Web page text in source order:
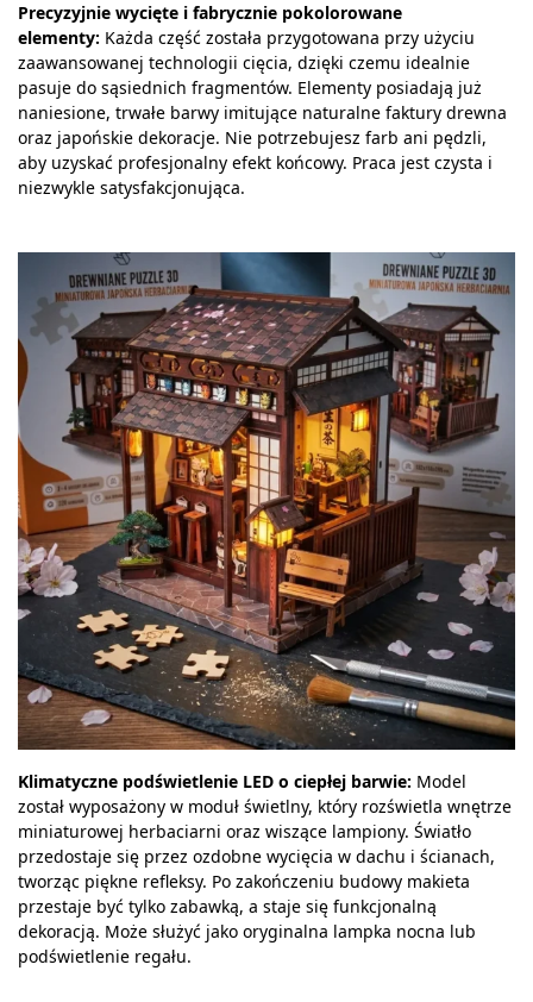
Precyzyjnie wycięte i fabrycznie pokolorowane
elementy: Każda część została przygotowana przy użyciu
zaawansowanej technologii cięcia, dzięki czemu idealnie
pasuje do sąsiednich fragmentów. Elementy posiadają już
naniesione, trwałe barwy imitujące naturalne faktury drewna
oraz japońskie dekoracje. Nie potrzebujesz farb ani pędzli,
aby uzyskać profesjonalny efekt końcowy. Praca jest czysta i
niezwykle satysfakcjonująca.
Klimatyczne podświetlenie LED o ciepłej barwie: Model
został wyposażony w moduł świetlny, który rozświetla wnętrze
miniaturowej herbaciarni oraz wiszące lampiony. Światło
przedostaje się przez ozdobne wycięcia w dachu i ścianach,
tworząc piękne refleksy. Po zakończeniu budowy makieta
przestaje być tylko zabawką, a staje się funkcjonalną
dekoracją. Może służyć jako oryginalna lampka nocna lub
podświetlenie regału.